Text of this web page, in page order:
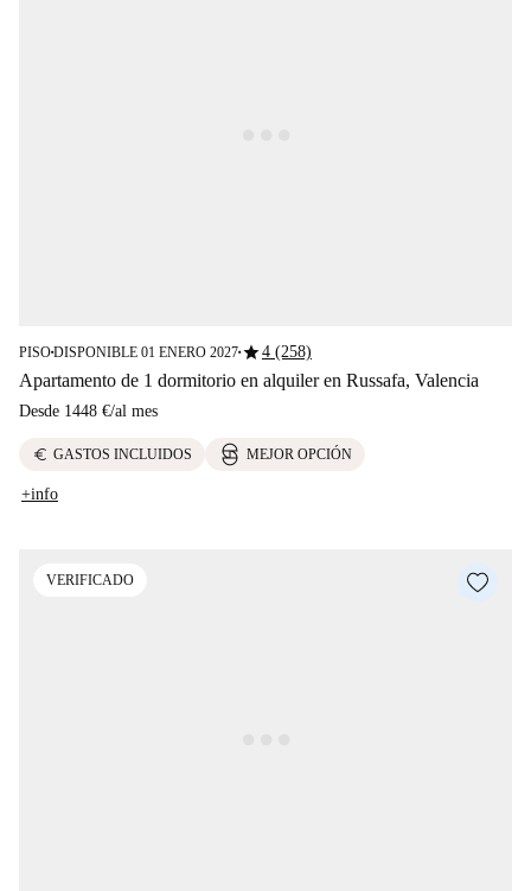
PISO■DISPONIBLE 01 ENERO 2027■star4 (258)
Apartamento de 1 dormitorio en alquiler en Russafa, Valencia
Desde 1448 €/al mes
euro GASTOS INCLUIDOS MEJOR OPCIÓN
+info
VERIFICADO